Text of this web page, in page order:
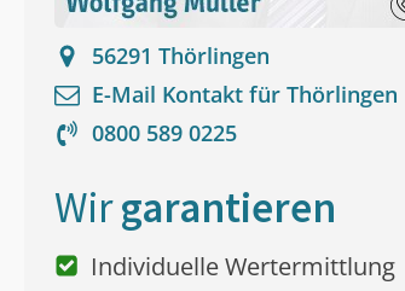
56291 Thörlingen
E-Mail Kontakt für Thörlingen
0800 589 0225
Wirgarantieren
Individuelle Wertermittlung